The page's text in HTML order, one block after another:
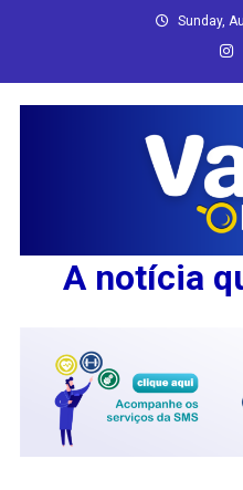
Sunday,
A notícia